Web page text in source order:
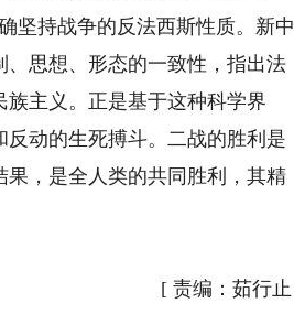
坚持战争的反法西斯性质。新中
思想、形态的一致性，指出法
主义。正是基于这种科学界
动的生死搏斗。二战的胜利是
，是全人类的共同胜利，其精
[ 责编：茹行止